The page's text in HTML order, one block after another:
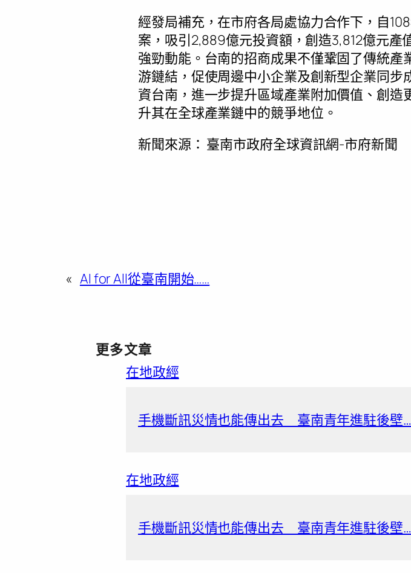
經發局補充，在市府各局處協力合作下，自
案，吸引2,889億元投資額，創造3,812億元
強勁動能。台南的招商成果不僅鞏固了傳統
游鏈結，促使周邊中小企業及創新型企業同
資台南，進一步提升區域產業附加價值、創
升其在全球產業鏈中的競爭地位。
新聞來源： 臺南市政府全球資訊網-市府新聞
« AI for All從臺南開始……
更多文章
在地政經
手機斷訊災情也能傳出去 臺南青年進駐後壁
在地政經
手機斷訊災情也能傳出去 臺南青年進駐後壁